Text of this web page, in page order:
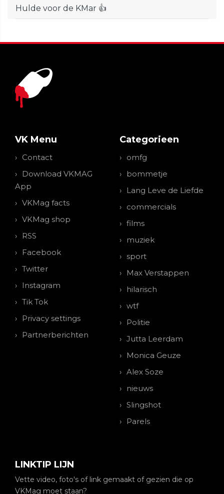
Hulde voor de KMar 👍
VK Menu
Contact
Download VKMAG
App
VKMag facts
VKMag shop
RSS
Facebook
Twitter
Instagram
Tik Tok
Privacy settings
Partnerberichten
Categorieen
omfg
bommetje
Lang Leve de Liefde
commercials
films
muziek
sport
Max Verstappen
hilarisch
wtf
Politie
Jutta Leerdam
Monica Geuze
Alex Soze
nieuws
Slingshot
Parels
LINKTIP LIJN
Vette video, foto's of link gemaakt of gezien die op
VKMag moet staan?